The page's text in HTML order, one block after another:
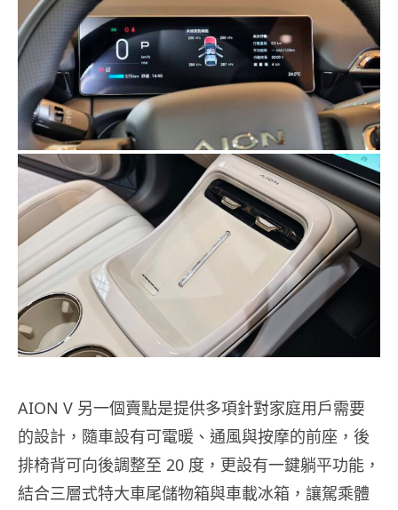
AION V 另一個賣點是提供多項針對家庭用戶需要
的設計，隨車設有可電暖、通風與按摩的前座，後
排椅背可向後調整至 20 度，更設有一鍵躺平功能，
結合三層式特大車尾儲物箱與車載冰箱，讓駕乘體